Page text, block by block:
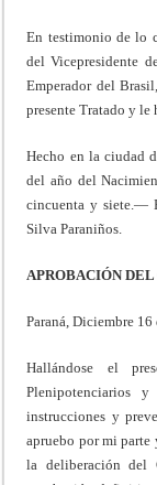
En testimonio de lo
del Vicepresidente
Emperador del
presente Tratado y le
Hecho en la ciudad
del año del
cincuenta y siete.—
Silva Paraniños.
APROBACIÓN
Paraná, Diciembre 16
Hallándose el
Plenipotenciarios
instrucciones y
apruebo por mi parte
la deliberación del